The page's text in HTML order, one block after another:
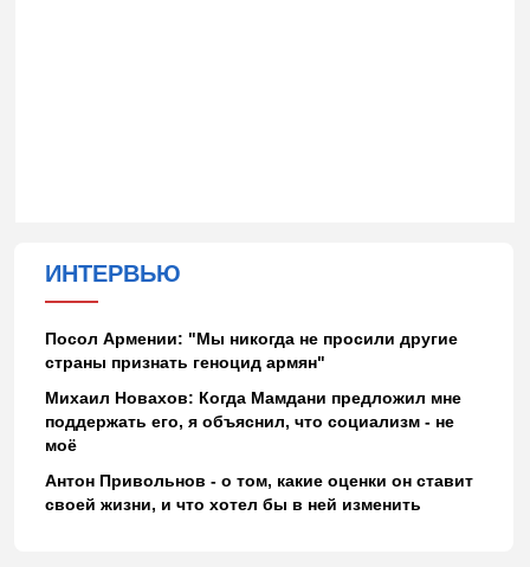
ИНТЕРВЬЮ
Посол Армении: "Мы никогда не просили другие
страны признать геноцид армян"
Михаил Новахов: Когда Мамдани предложил мне
поддержать его, я объяснил, что социализм - не
моё
Антон Привольнов - о том, какие оценки он ставит
своей жизни, и что хотел бы в ней изменить